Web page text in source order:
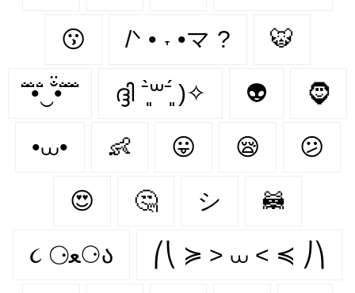
😗 /ᐠ • ˕ •マ ? 🐯
̐̈ ̐̈•̐̈‿̐̈•̐̈ ̐̈ ̐̈ ദ്ദി ˉ͈̀꒳ˉ͈́ )✧ 👽 🧔
•⩊• 👶 😛 😪 😕
😍 🤔 シ 🦝
૮ ⚆ﻌ⚆ა ⎛⎝ ≽ > ⩊ < ≼ ⎠⎞